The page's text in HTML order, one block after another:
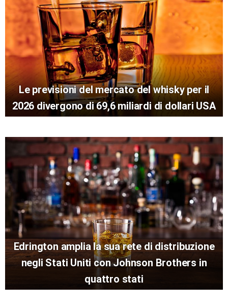
Le previsioni del mercato del whisky per il
2026 divergono di 69,6 miliardi di dollari USA
Edrington amplia la sua rete di distribuzione
negli Stati Uniti con Johnson Brothers in
quattro stati